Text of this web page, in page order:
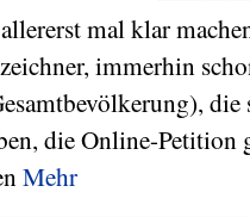
mal klar
immerhin
die
die Online-Petition
Mehr